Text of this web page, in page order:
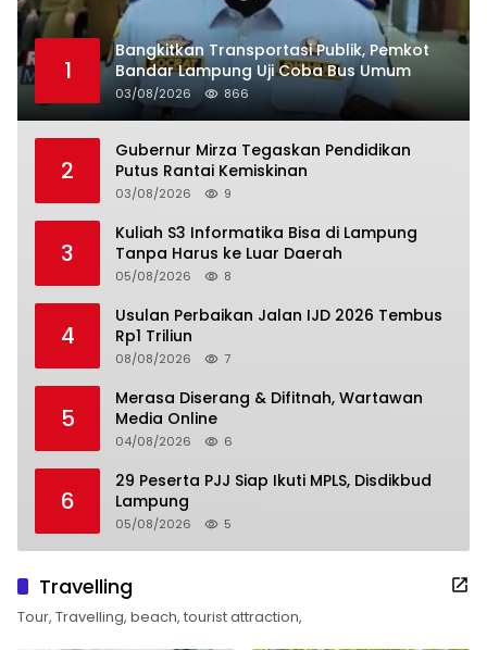
1
Bangkitkan Transportasi Publik, Pemkot
Bandar Lampung Uji Coba Bus Umum
03/08/2026 866
2
Gubernur Mirza Tegaskan Pendidikan
Putus Rantai Kemiskinan
03/08/2026 9
3
Kuliah S3 Informatika Bisa di Lampung
Tanpa Harus ke Luar Daerah
05/08/2026 8
4
Usulan Perbaikan Jalan IJD 2026 Tembus
Rp1 Triliun
08/08/2026 7
5
Merasa Diserang & Difitnah, Wartawan
Media Online
04/08/2026 6
6
29 Peserta PJJ Siap Ikuti MPLS, Disdikbud
Lampung
05/08/2026 5
Travelling
Tour, Travelling, beach, tourist attraction,